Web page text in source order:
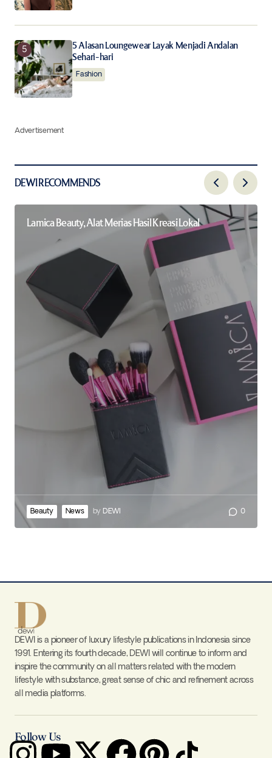
5 Alasan Loungewear Layak Menjadi Andalan
Sehari-hari
Fashion
Advertisement
DEWI RECOMMENDS
Lamica Beauty, Alat Merias Hasil Kreasi Lokal
Beauty News by DEWI 0
DEWI is a pioneer of luxury lifestyle publications in Indonesia since
1991. Entering its fourth decade, DEWI will continue to inform and
inspire the community on all matters related with the modern
lifestyle with substance, great sense of chic and refinement across
all media platforms.
Follow Us